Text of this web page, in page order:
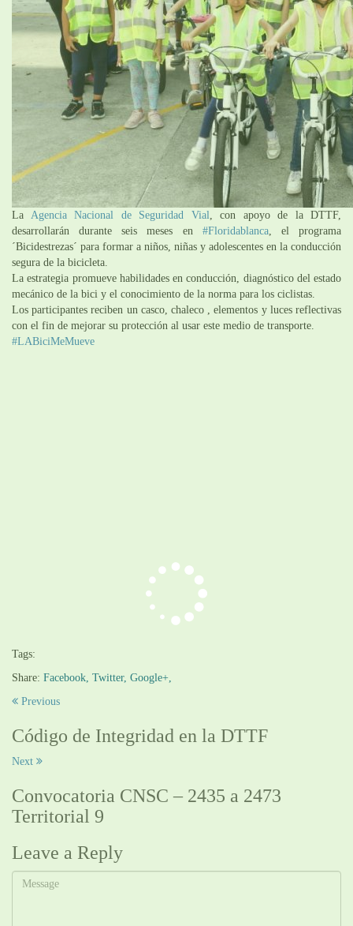
La Agencia Nacional de Seguridad Vial , con apoyo de la DTTF,
desarrollarán durante seis meses en #Floridablanca, el programa
´Bicidestrezas´ para formar a niños, niñas y adolescentes en la conducción
segura de la bicicleta.
La estrategia promueve habilidades en conducción, diagnóstico del estado
mecánico de la bici y el conocimiento de la norma para los ciclistas.
Los participantes reciben un casco, chaleco , elementos y luces reflectivas
con el fin de mejorar su protección al usar este medio de transporte.
#LABiciMeMueve
Tags:
Share: Facebook, Twitter, Google+,
Previous
Código de Integridad en la DTTF
Next
Convocatoria CNSC – 2435 a 2473
Territorial 9
Leave a Reply